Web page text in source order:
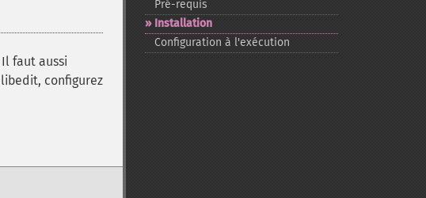
faut aussi
configurez
Pré-​requis
Installation
Configuration à l'exécution